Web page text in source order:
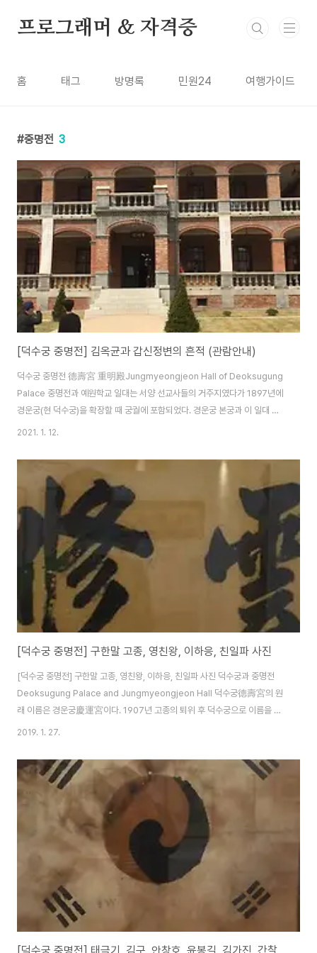
프로그래머 & 자격증
홈 태그 방명록 민원24 여행가이드
중명전 3
[덕수궁 중명전] 김옥균과 갑신정변의 흔적 (관람안내)
덕수궁 중명전 德壽宮 重明殿Jungmyeongjeon Hall of Deoksugung
Palace 중명전과 예원학교 일대는 서양 선교사들의 거주지였다가 1897년에
경운궁(현 덕수궁)을 확장할 때 궁궐에 포함되었다. 경운궁 본궁과 이 일대 사
이에 이미 미국 공사관이 자리를 잡고 있어서 별궁처럼 사용되었다. 중명전은
1901년 화재 이후 지금과 같은 2층 건물로 재건되었다. 중명전 외에도 환벽정,
만희당을 비롯한 10여 채의 전각들이 있었으나, 1920년대 이후 중명전 이외
의 건물은 없어졌다. 중명전은 고종이 1904년 경운궁 화재 이후 1907년 강제
퇴위 될 때까지 머물렀던 곳으로, 1905년 을사늑약을 체결한 비운의 장소이
기..
2021. 1. 12.
[덕수궁 중명전] 구한말 고종, 영친왕, 이하응, 친일파 사진
[덕수궁 중명전] 구한말 고종, 영친왕, 이하응, 친일파 사진 덕수궁과 중명전
Deoksugung Palace and Jungmyeongjeon Hall 덕수궁德壽宮의 원
래 이름은 경운궁慶運宮이다. 1907년 고종의 퇴위 후 덕수궁으로 이름을 바
꾸어 현재에 이르고 있다. 중명전重明殿의 처음 이름은 수옥헌漱玉軒이나,
1903년 광무 7년(1903년) 내린 칙명서다. 덕수궁인존德壽宮印存, 1903
년 덕수궁인존德壽宮印存이라 제호題號하고 두 방의 인장 낙관이 있는데,
백문白文은 전석田碩이고 주문朱文은 자강子剛이다. 누구인지 미상이다.
덕수궁인존은 고종(고종 : 재위 1863~1907)이 사용했던 인장印章의 인영
印影을 수록하고 석문釋文을 기록한..
2019. 1. 27.